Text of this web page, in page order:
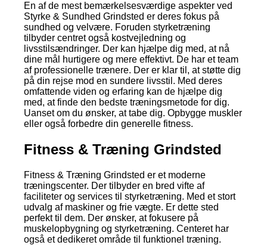
En af de mest bemærkelsesværdige aspekter ved
Styrke & Sundhed Grindsted er deres fokus på
sundhed og velvære. Foruden styrketræning
tilbyder centret også kostvejledning og
livsstilsændringer. Der kan hjælpe dig med, at nå
dine mål hurtigere og mere effektivt. De har et team
af professionelle trænere. Der er klar til, at støtte dig
på din rejse mod en sundere livsstil. Med deres
omfattende viden og erfaring kan de hjælpe dig
med, at finde den bedste træningsmetode for dig.
Uanset om du ønsker, at tabe dig. Opbygge muskler
eller også forbedre din generelle fitness.
Fitness & Træning Grindsted
Fitness & Træning Grindsted er et moderne
træningscenter. Der tilbyder en bred vifte af
faciliteter og services til styrketræning. Med et stort
udvalg af maskiner og frie vægte. Er dette sted
perfekt til dem. Der ønsker, at fokusere på
muskelopbygning og styrketræning. Centeret har
også et dedikeret område til funktionel træning.